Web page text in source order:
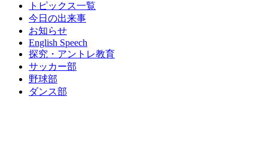
トピックス一覧
今日の出来事
お知らせ
English Speech
探究・アントレ教育
サッカー部
野球部
ダンス部